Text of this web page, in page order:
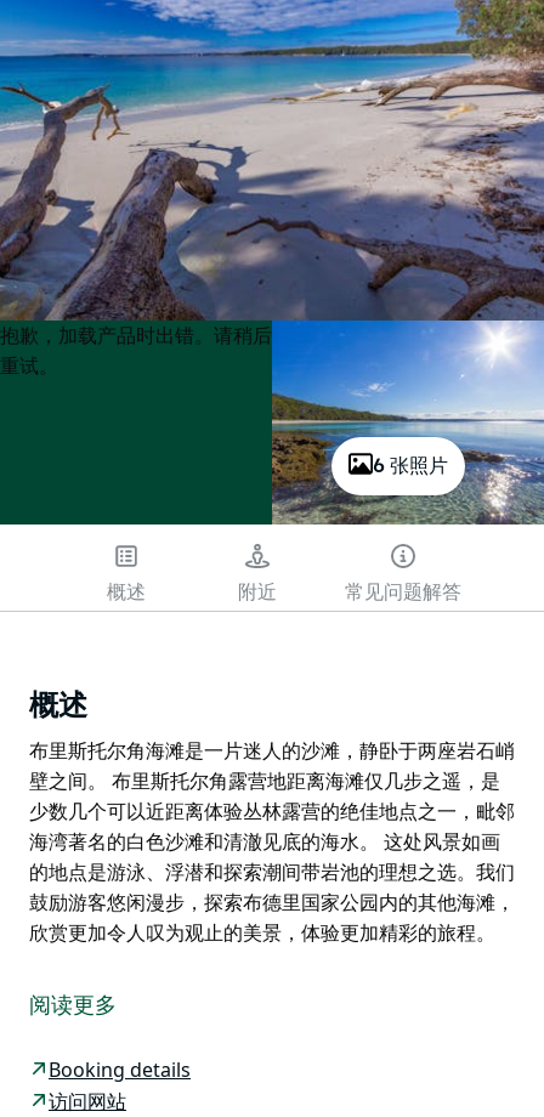
6 张照片
Product
List
Product
List
抱歉，加载产品时出错。请稍后
重试。
概述 附近 常见问题解答
概述
布里斯托尔角海滩是一片迷人的沙滩，静卧于两座岩石峭
壁之间。 布里斯托尔角露营地距离海滩仅几步之遥，是
少数几个可以近距离体验丛林露营的绝佳地点之一，毗邻
海湾著名的白色沙滩和清澈见底的海水。 这处风景如画
的地点是游泳、浮潜和探索潮间带岩池的理想之选。我们
鼓励游客悠闲漫步，探索布德里国家公园内的其他海滩，
欣赏更加令人叹为观止的美景，体验更加精彩的旅程。
壁之间。
以近距离体验丛林露营的绝佳地点之一，毗邻海湾著名的
白色沙滩和清澈见底的海水。
阅读更多
Booking details
访问网站